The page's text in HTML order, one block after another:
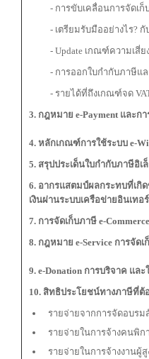
- การขับเคลื่อนการจัดเก็บ
- เตรียมรับมืออย่างไร? กับ
- Update เกณฑ์ความเสี่ยง
- การออกใบกำกับภาษีแล
- รายได้ที่ถึงเกณฑ์จด VAT
3. กฎหมาย e-Payment และก
4. หลักเกณฑ์การใช้ระบบ e-
5. สรุปประเด็นใบกำกับภาษีอิเ
6. อากรแสตมป์ผลกระทบที่เกิ
เงินผ่านระบบเครือข่ายอินเทอ
7. การจัดเก็บภาษี e-Commerce
8. กฎหมาย e-Service การจัด
9. e-Donation การบริจาค แล
10. สิทธิประโยชน์ทางภาษีที่ต้
รายจ่ายจากการจัดอบร
รายจ่ายในการจ้างคนพิก
รายจ่ายในการจ้างงานผู้